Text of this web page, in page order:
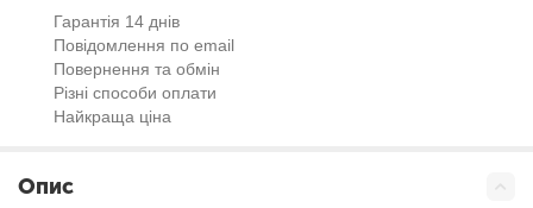
Гарантія 14 днів
Повідомлення по email
Повернення та обмін
Різні способи оплати
Найкраща ціна
Опис